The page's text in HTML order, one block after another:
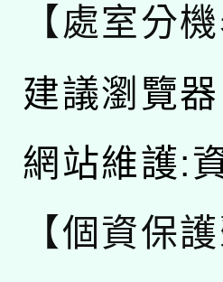
【處室分機
建議瀏覽
網站維護:
【個資保